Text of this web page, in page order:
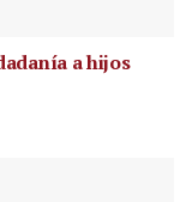
a hijos